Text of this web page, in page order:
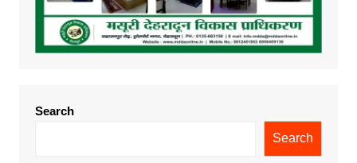
Search
Search